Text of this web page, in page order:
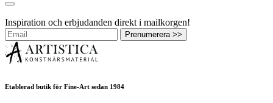
Inspiration och erbjudanden direkt i mailkorgen!
Prenumerera >>
Etablerad butik för Fine-Art sedan 1984